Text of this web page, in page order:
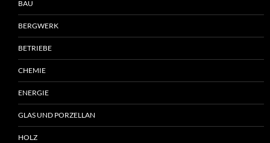
BAU
BERGWERK
BETRIEBE
CHEMIE
ENERGIE
GLAS UND PORZELLAN
HOLZ